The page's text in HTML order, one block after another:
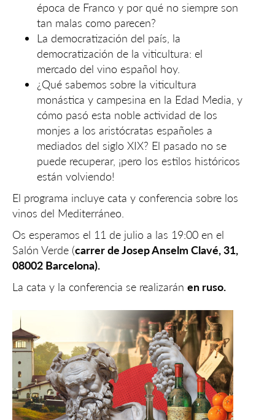
época de Franco y por qué no siempre son
tan malas como parecen?
La democratización del país, la
democratización de la viticultura: el
mercado del vino español hoy.
¿Qué sabemos sobre la viticultura
monástica y campesina en la Edad Media, y
cómo pasó esta noble actividad de los
monjes a los aristócratas españoles a
mediados del siglo XIX? El pasado no se
puede recuperar, ¡pero los estilos históricos
están volviendo!
El programa incluye cata y conferencia sobre los
vinos del Mediterráneo.
Os esperamos el 11 de julio a las 19:00 en el
Salón Verde (carrer de Josep Anselm Clavé, 31,
08002 Barcelona).
La cata y la conferencia se realizarán en ruso.